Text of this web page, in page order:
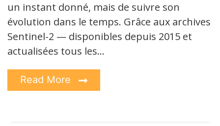
un instant donné, mais de suivre son
évolution dans le temps. Grâce aux archives
Sentinel-2 — disponibles depuis 2015 et
actualisées tous les…
Read More